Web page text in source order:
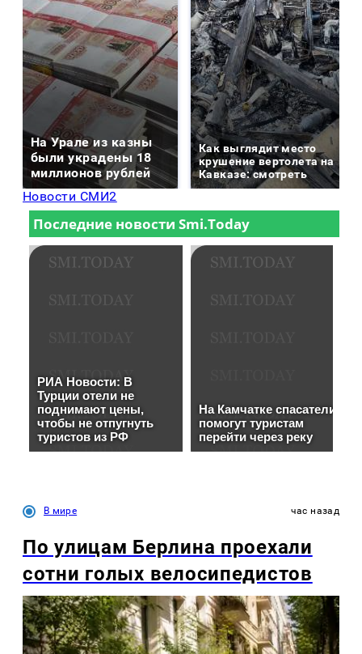
На Урале из казны
были украдены 18
миллионов рублей
Как выглядит место
крушение вертолета на
Кавказе: смотреть
Новости СМИ2
В мире час назад
По улицам Берлина проехали
сотни голых велосипедистов